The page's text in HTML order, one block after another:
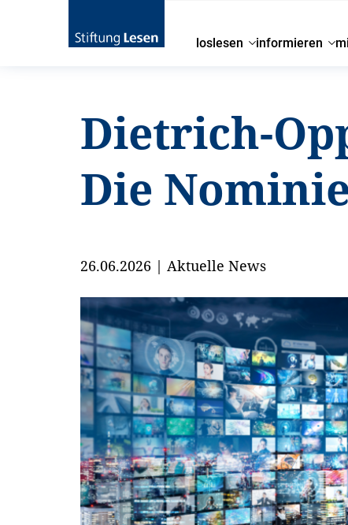
loslesen informieren
Dietrich-
Die
26.06.2026 |Aktuelle News